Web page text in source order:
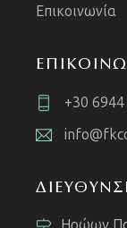
Επικοινωνία
+30